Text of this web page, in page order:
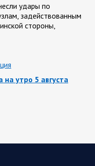
удары по
задействованным
стороны,
утро 5 августа